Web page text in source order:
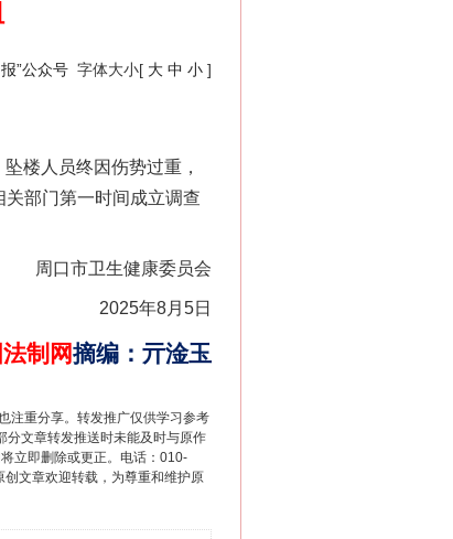
”公众号 字体大小[ 大 中 小 ]
楼人员终因伤势过重，
部门第一时间成立调查
周口市卫生健康委员会
2025年8月5日
制网摘编 ： 亓淦玉
注重分享。转发推广仅供学习参考
分文章转发推送时未能及时与原作
立即删除或更正。电话：010-
文章欢迎转载，为尊重和维护原